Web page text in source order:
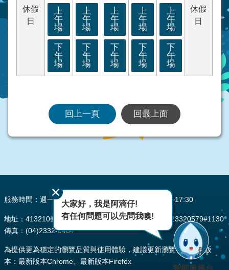
休假
日
上
午
場
下
午
場
上
午
場
下
午
場
上
午
場
下
午
場
上
午
場
下
午
場
上
午
場
下
午
場
休假
日
回上一頁 回最上面
服務時間：週一至週五 AM08:00~12:00 PM13:30~17:30
地址：413210臺中市霧峰區峰堤路195號 電話：(04)23320579#1130
傳真：(04)2332-0484
為提供更為穩定的瀏覽品質與使用體驗，建議更新瀏覽器至以下版
本：最新版本Chrome、最新版本Firefox
大家好，我是阿滴仔!
有任何問題可以先問我噢!
智能服務台